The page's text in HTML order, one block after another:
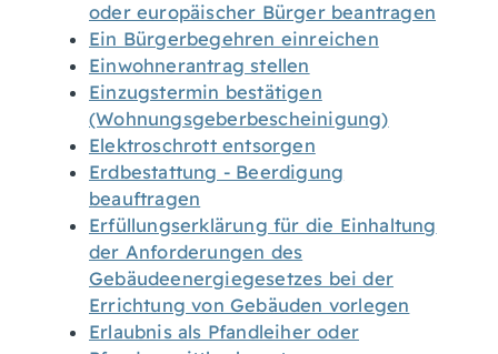
oder europäischer Bürger beantragen
Ein Bürgerbegehren einreichen
Einwohnerantrag stellen
Einzugstermin bestätigen
(Wohnungsgeberbescheinigung)
Elektroschrott entsorgen
Erdbestattung - Beerdigung
beauftragen
Erfüllungserklärung für die Einhaltung
der Anforderungen des
Gebäudeenergiegesetzes bei der
Errichtung von Gebäuden vorlegen
Erlaubnis als Pfandleiher oder